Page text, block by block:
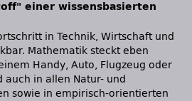
einer wissensbasierten
in Technik, Wirtschaft und
Mathematik steckt eben
Handy, Auto, Flugzeug oder
auch in allen Natur- und
sowie in empirisch-orientierten